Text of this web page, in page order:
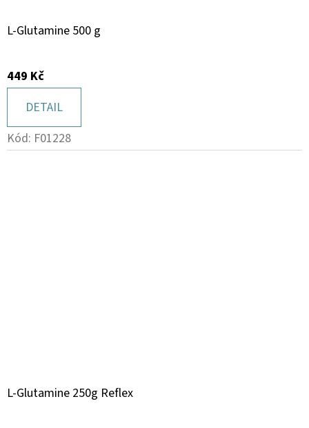
L-Glutamine 500 g
449 Kč
DETAIL
Kód: F01228
L-Glutamine 250g Reflex